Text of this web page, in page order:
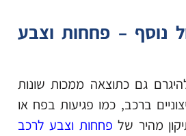
נוסף – פחחות וצבע
גם כתוצאה ממכות שונות
ברכב, כמו פגיעות בפח או
מהיר של פחחות וצבע לרכב